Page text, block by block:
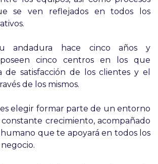
se ven reflejados en todos los
andadura hace cinco años y
cinco centros en los que
de satisfacción de los clientes y el
de los mismos.
elegir formar parte de un entorno
crecimiento, acompañado
que te apoyará en todos los